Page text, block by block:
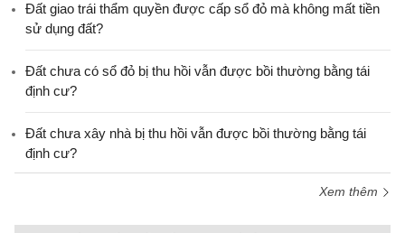
Đất giao trái thẩm quyền được cấp sổ đỏ mà không mất tiền
sử dụng đất?
Đất chưa có sổ đỏ bị thu hồi vẫn được bồi thường bằng tái
định cư?
Đất chưa xây nhà bị thu hồi vẫn được bồi thường bằng tái
định cư?
Xem thêm